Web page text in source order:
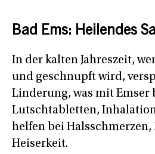
Bad Ems: Heilendes
In der kalten Jahreszeit,
und geschnupft wird,
Linderung, was mit Emser
Lutschtabletten,
helfen bei Halsschmerzen,
Heiserkeit.